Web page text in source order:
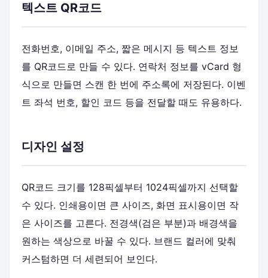
텍스트 QR코드
전화번호, 이메일 주소, 짧은 메시지 등 텍스트 정보
를 QR코드로 만들 수 있다. 연락처 정보를 vCard 형
식으로 만들면 스캔 한 번에 주소록에 저장된다. 이벤
트 좌석 번호, 할인 코드 등을 전달할 때도 유용하다.
디자인 설정
QR코드 크기를 128픽셀부터 1024픽셀까지 선택할
수 있다. 인쇄용이면 큰 사이즈, 화면 표시용이면 작
은 사이즈를 고른다. 전경색(검은 부분)과 배경색을
원하는 색상으로 바꿀 수 있다. 브랜드 컬러에 맞춰
커스텀하면 더 세련되어 보인다.